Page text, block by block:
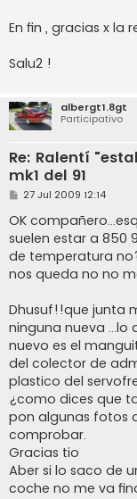
En fin , gracias x la
Salu2 !
albergt1.8gt
Participativo
Re: Ralentí
mk1 del 91
M
n
s
a
j
e
27 Jul 2009 12:14
OK
suelen estar a 850
de temperatura
nos queda no no
Dhusuf!!que junta
ninguna nueva
nuevo es el
del colector de
plastico del
¿como dices que
pon algunas fotos
comprobar.
Gracias tio
Aber si lo saco de
coche no me va